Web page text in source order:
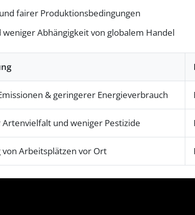
fairer Produktionsbedingungen
Abhängigkeit von globalem Handel
& geringerer Energieverbrauch
Artenvielfalt und weniger Pestizide
von Arbeitsplätzen vor Ort